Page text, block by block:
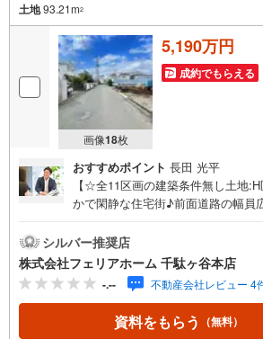
土地93.21m2
画像18枚
5,190万円
成約でもらえる
おすすめポイント 長田 光平
【☆全11区画の建築条件無し土地
かで閑静な住宅街♪前面道路の幅員
建築可能です◎フェリアホーム千駄
築戸建・中古戸建・中古マンション
扱っております。ご購入をご検討の
討のお手伝いが可能です!!■インター
が可能です（1）［室内・現地を見
（2）本日～4日以内をご希望の方
シルバー推奨店
株式会社フェリアホーム 千駄ヶ谷本店
-.-- 不動産会社レビュー 4
資料をもらう （無料）